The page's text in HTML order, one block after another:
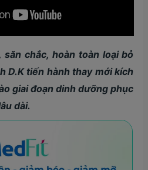
chắc, hoàn toàn loại bỏ
D.K tiến hành thay mới kích
giai đoạn dinh dưỡng phục
dài.